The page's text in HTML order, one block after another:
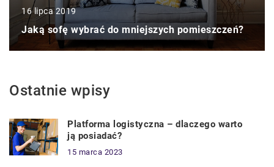
16 lipca 2019
Jaką sofę wybrać do mniejszych pomieszczeń?
Ostatnie wpisy
Platforma logistyczna – dlaczego warto
ją posiadać?
15 marca 2023